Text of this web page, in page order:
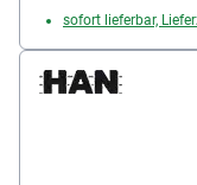
sofort lieferbar,